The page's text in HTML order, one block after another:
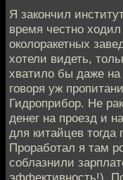
Я закончил
время честно
околоракетных
хотели видеть,
хватило бы даже на
говоря уж
Гидроприбор. Не
денег на проезд и
для китайцев тогда
Проработал я там
соблазнили
эффективность!).